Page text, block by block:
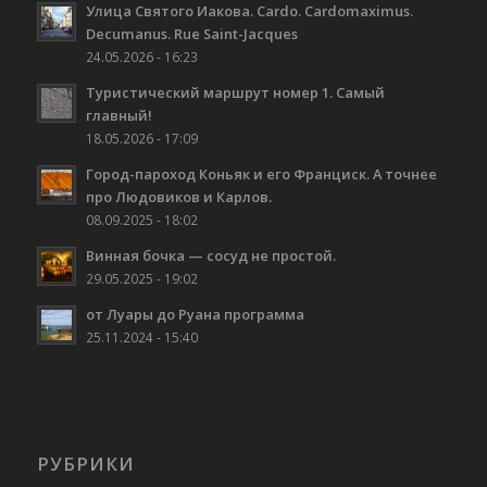
Улица Святого Иакова. Cardo. Cardomaximus.
Decumanus. Rue Saint-Jacques
24.05.2026 - 16:23
Туристический маршрут номер 1. Самый
главный!
18.05.2026 - 17:09
Город-пароход Коньяк и его Франциск. А точнее
про Людовиков и Карлов.
08.09.2025 - 18:02
Винная бочка — сосуд не простой.
29.05.2025 - 19:02
от Луары до Руана программа
25.11.2024 - 15:40
РУБРИКИ